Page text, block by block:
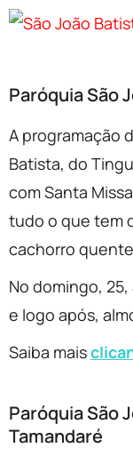
Paróquia São
A programação
Batista, do
com Santa
tudo o que tem
cachorro
No domingo, 25,
e logo após,
Saiba mais
Paróquia São
Tamandaré